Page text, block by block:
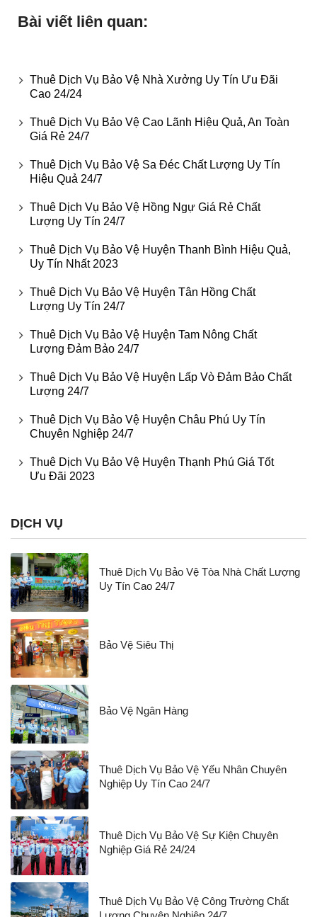
Bài viết liên quan:
Thuê Dịch Vụ Bảo Vệ Nhà Xưởng Uy Tín Ưu Đãi
Cao 24/24
Thuê Dịch Vụ Bảo Vệ Cao Lãnh Hiệu Quả, An Toàn
Giá Rẻ 24/7
Thuê Dịch Vụ Bảo Vệ Sa Đéc Chất Lượng Uy Tín
Hiệu Quả 24/7
Thuê Dịch Vụ Bảo Vệ Hồng Ngự Giá Rẻ Chất
Lượng Uy Tín 24/7
Thuê Dịch Vụ Bảo Vệ Huyện Thanh Bình Hiệu Quả,
Uy Tín Nhất 2023
Thuê Dịch Vụ Bảo Vệ Huyện Tân Hồng Chất
Lượng Uy Tín 24/7
Thuê Dịch Vụ Bảo Vệ Huyện Tam Nông Chất
Lượng Đảm Bảo 24/7
Thuê Dịch Vụ Bảo Vệ Huyện Lấp Vò Đảm Bảo Chất
Lượng 24/7
Thuê Dịch Vụ Bảo Vệ Huyện Châu Phú Uy Tín
Chuyên Nghiệp 24/7
Thuê Dịch Vụ Bảo Vệ Huyện Thạnh Phú Giá Tốt
Ưu Đãi 2023
DỊCH VỤ
Thuê Dịch Vụ Bảo Vệ Tòa Nhà Chất Lượng
Uy Tín Cao 24/7
Bảo Vệ Siêu Thị
Bảo Vệ Ngân Hàng
Thuê Dịch Vụ Bảo Vệ Yếu Nhân Chuyên
Nghiệp Uy Tín Cao 24/7
Thuê Dịch Vụ Bảo Vệ Sự Kiện Chuyên
Nghiệp Giá Rẻ 24/24
Thuê Dịch Vụ Bảo Vệ Công Trường Chất